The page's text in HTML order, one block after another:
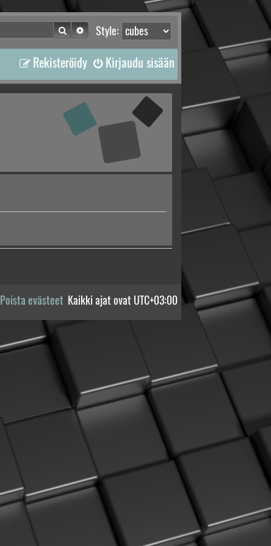
Style:
Etsi Tarkennettu haku
Kirjaudu sisään
Rekisteröidy
Kaikki ajat ovat UTC+03:00
Poista evästeet